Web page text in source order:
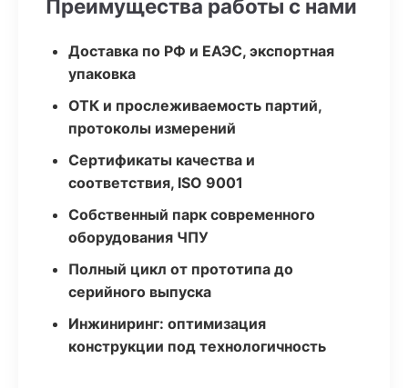
Преимущества работы с нами
Доставка по РФ и ЕАЭС, экспортная
упаковка
ОТК и прослеживаемость партий,
протоколы измерений
Сертификаты качества и
соответствия, ISO 9001
Собственный парк современного
оборудования ЧПУ
Полный цикл от прототипа до
серийного выпуска
Инжиниринг: оптимизация
конструкции под технологичность